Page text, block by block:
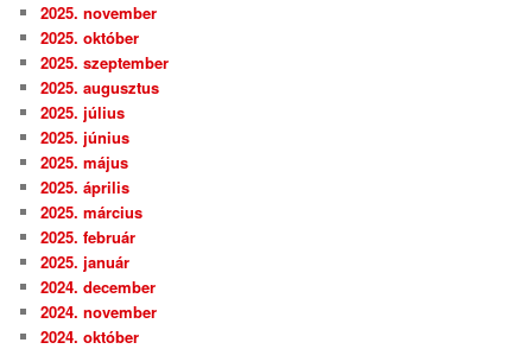
2025. november
2025. október
2025. szeptember
2025. augusztus
2025. július
2025. június
2025. május
2025. április
2025. március
2025. február
2025. január
2024. december
2024. november
2024. október